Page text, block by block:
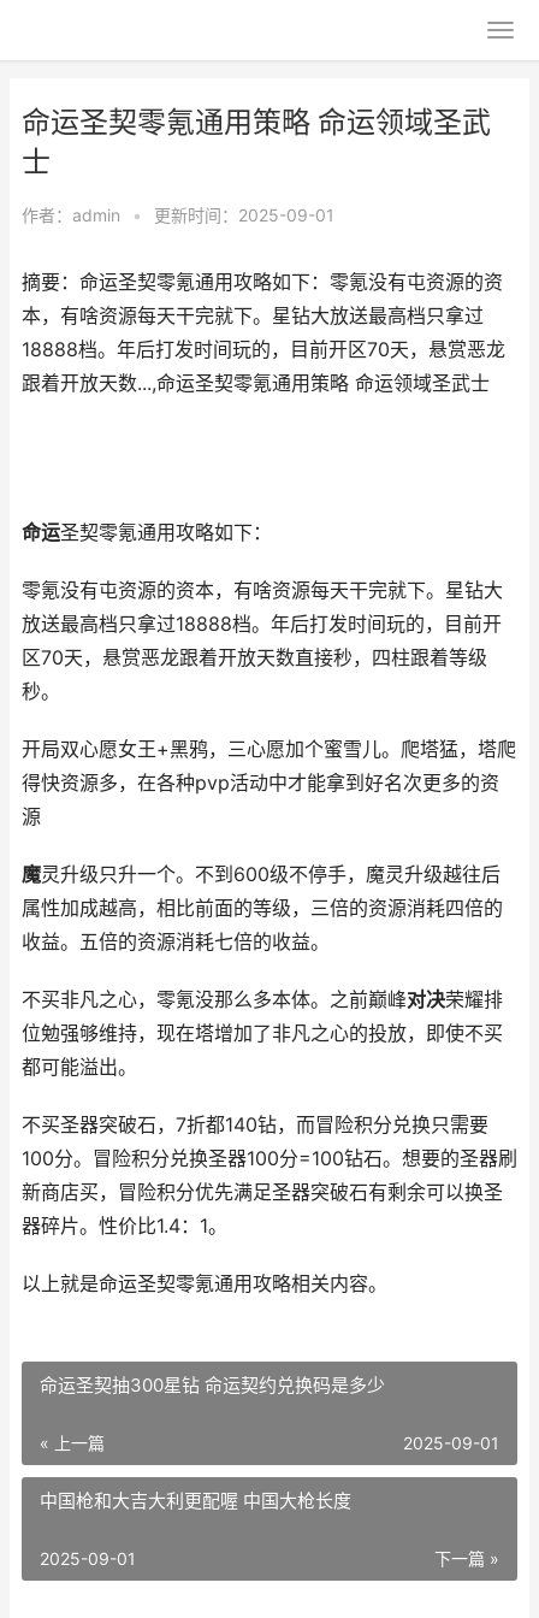
命运圣契零氪通用策略 命运领域圣武
士
作者： admin • 更新时间：2025-09-01
摘要：命运圣契零氪通用攻略如下：零氪没有屯资源的资
本，有啥资源每天干完就下。星钻大放送最高档只拿过
18888档。年后打发时间玩的，目前开区70天，悬赏恶龙
跟着开放天数...,命运圣契零氪通用策略 命运领域圣武士
命运圣契零氪通用攻略如下：
零氪没有屯资源的资本，有啥资源每天干完就下。星钻大
放送最高档只拿过18888档。年后打发时间玩的，目前开
区70天，悬赏恶龙跟着开放天数直接秒，四柱跟着等级
秒。
开局双心愿女王+黑鸦，三心愿加个蜜雪儿。爬塔猛，塔爬
得快资源多，在各种pvp活动中才能拿到好名次更多的资
源
魔灵升级只升一个。不到600级不停手，魔灵升级越往后
属性加成越高，相比前面的等级，三倍的资源消耗四倍的
收益。五倍的资源消耗七倍的收益。
不买非凡之心，零氪没那么多本体。之前巅峰对决荣耀排
位勉强够维持，现在塔增加了非凡之心的投放，即使不买
都可能溢出。
不买圣器突破石，7折都140钻，而冒险积分兑换只需要
100分。冒险积分兑换圣器100分=100钻石。想要的圣器刷
新商店买，冒险积分优先满足圣器突破石有剩余可以换圣
器碎片。性价比1.4：1。
以上就是命运圣契零氪通用攻略相关内容。
命运圣契抽300星钻 命运契约兑换码是多少
« 上一篇 2025-09-01
中国枪和大吉大利更配喔 中国大枪长度
下一篇 »
2025-09-01